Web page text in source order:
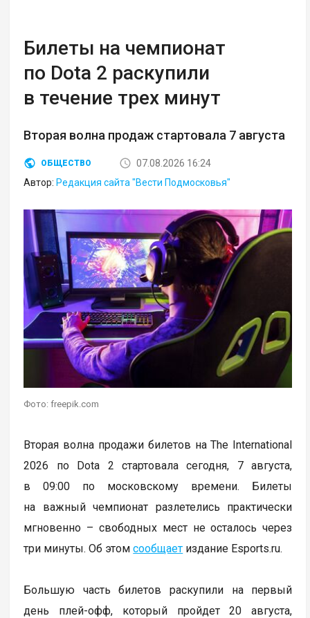
Билеты на чемпионат
по Dota 2 раскупили
в течение трех минут
Вторая волна продаж стартовала 7 августа
ОБЩЕСТВО
07.08.2026 16:24
Автор: Редакция сайта "Вести Подмосковья"
Фото: freepik.com
Вторая волна продажи билетов на The International
2026 по Dota 2 стартовала сегодня, 7 августа,
в 09:00 по московскому времени. Билеты
на важный чемпионат разлетелись практически
мгновенно – свободных мест не осталось через
три минуты. Об этомсообщает издание Esports.ru.
Большую часть билетов раскупили на первый
день плей-офф, который пройдет 20 августа,